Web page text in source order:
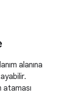
alanına
ataması